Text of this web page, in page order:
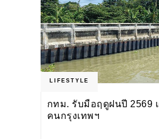
LIFESTYLE
กทม. รับมือฤดูฝนปี 2569 เ
คนกรุงเทพฯ